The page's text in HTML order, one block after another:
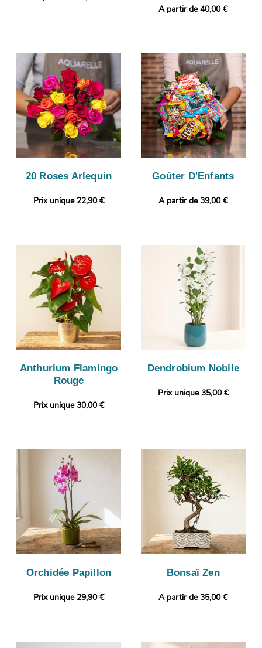
A partir de 40,00 €
20 Roses Arlequin
Prix unique 22,90 €
Goûter D'Enfants
A partir de 39,00 €
Anthurium Flamingo
Rouge
Prix unique 30,00 €
Dendrobium Nobile
Prix unique 35,00 €
Orchidée Papillon
Prix unique 29,90 €
Bonsaï Zen
A partir de 35,00 €